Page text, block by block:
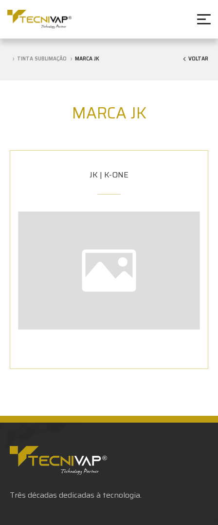
TINTA SUBLIMAÇÃO MARCA JK VOLTAR
MARCA JK
JK | K-ONE
Três décadas dedicadas à tecnologia.